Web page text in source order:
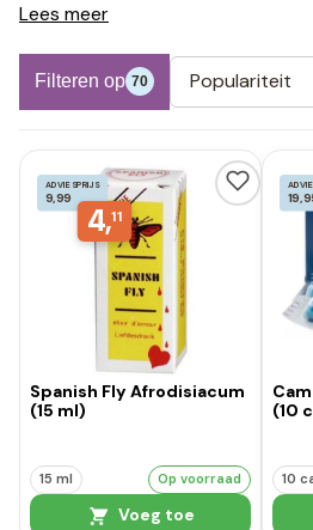
Lees meer
Filteren op 70 Populariteit
ADVIESPRIJS
9,99
4,11
Spanish Fly Afrodisiacum
(15 ml)
15 ml Op voorraad
Voeg toe
(10
10